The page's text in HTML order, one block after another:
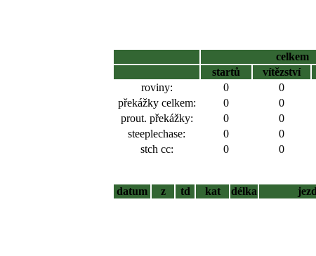
celkem
startů
vítězství
roviny:
0 0
překážky celkem:
0 0
prout. překážky:
0 0
steeplechase:
0 0
stch cc:
0 0
datum
z td kat délka